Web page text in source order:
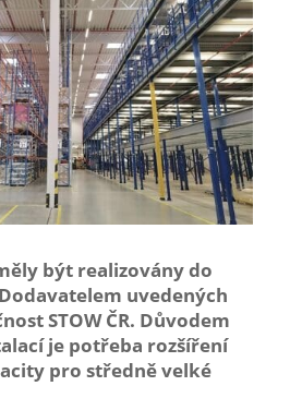
být realizovány do
uvedených
STOW ČR. Důvodem
je potřeba rozšíření
pro středně velké